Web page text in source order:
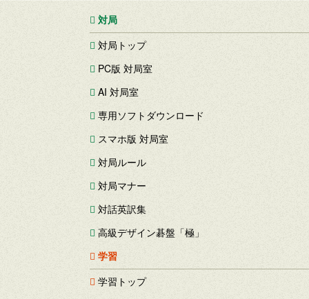
対局
対局トップ
PC版 対局室
AI 対局室
専用ソフトダウンロード
スマホ版 対局室
対局ルール
対局マナー
対話英訳集
高級デザイン碁盤「極」
学習
学習トップ